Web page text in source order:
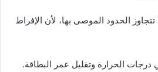
الحدود الموصى بها، لأن الإفراط
درجات الحرارة وتقليل عمر البطاقة.